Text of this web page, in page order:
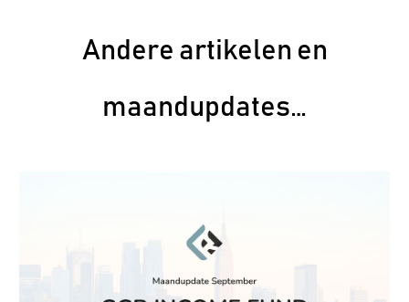
Andere artikelen en
maandupdates…